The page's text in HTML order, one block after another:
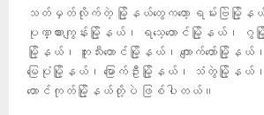
သတ်မှတ်လိုက်တဲ့ မြို့နယ်တွေကတော့ ရမ်းဗြဲမြို့နယ်
ပုဏ္ဏားကျွန်းမြို့နယ်၊ ရသေ့တောင်မြို့နယ်၊ ဂွမ
မြို့နယ်၊ ဘူးသီးတောင်မြို့နယ်၊ ကျောက်တော်မြို့နယ်
မြေပုံမြို့နယ်၊ မြောက်ဦးမြို့နယ်၊ သံတွဲမြို့န
တောင်ကုတ်မြို့နယ်တို့ပဲ ဖြစ်ပါတယ်။